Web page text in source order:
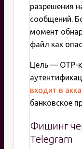
разрешения
сообщений.
момент
файл как
Цель — OTP-
входит в
банковское
Фишинг
Telegram